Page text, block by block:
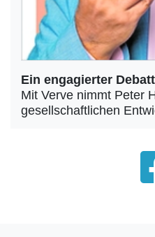
Ein engagierter
Mit Verve nimmt Peter
gesellschaftlichen